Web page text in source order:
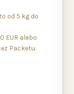
od 5 kg do
EUR alebo
Packetu.